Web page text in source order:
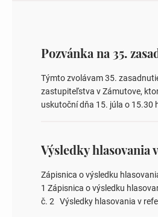
Týmto zvolávam 35.
zastupiteľstva v Zámutove,
uskutoční dňa 15. júla o 15.30
Schválenie návrhovej komisie a
zápisnice 3. Určenie
voľby poslancov obecných
počtu poslancov obecných
nich 4. Schválenie odpredaja
Zápisnica o výsledku
1 Zápisnica o výsledku
č. 2 Výsledky hlasovania v